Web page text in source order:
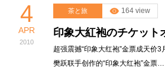
4
APR
2010
茶と旅 164 view
印象大紅袍のチケット
超强震撼“印象大红袍”金票成天价3
樊跃联手创作的“印象大红袍”金票…
Books